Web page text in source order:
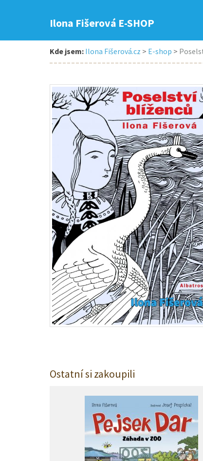
Ilona Fišerová E-SHOP
Kde jsem: Ilona Fišerová.cz > E-shop >
Ostatní si zakoupili